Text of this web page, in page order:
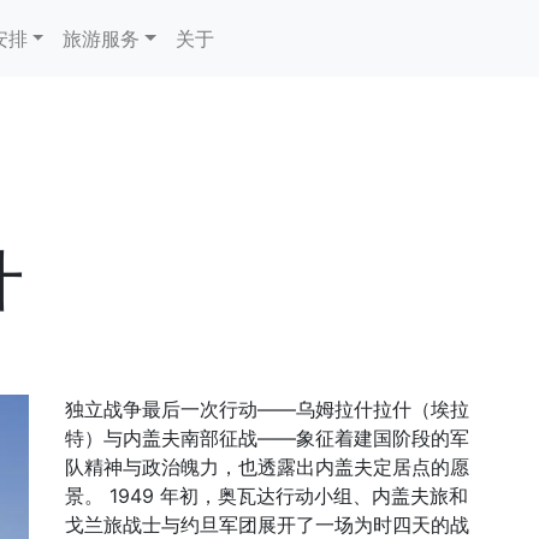
排 旅游服务 关于
独立战争最后一次行动——乌姆拉什拉什（埃拉
特）与内盖夫南部征战——象征着建国阶段的军
队精神与政治魄力，也透露出内盖夫定居点的愿
景。 1949 年初，奥瓦达行动小组、内盖夫旅和
戈兰旅战士与约旦军团展开了一场为时四天的战